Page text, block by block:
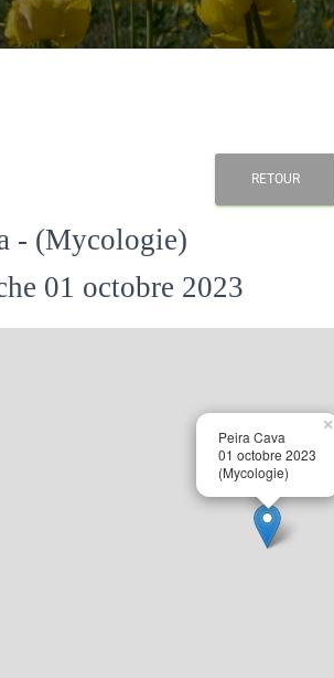
RETOUR
- (Mycologie)
01 octobre 2023
Peira Cava
01 octobre 2023
(Mycologie)
×